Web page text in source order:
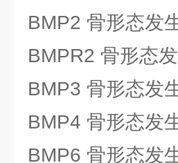
BMP2 骨形态发
BMPR2 骨形态
BMP3 骨形态发
BMP4 骨形态发
BMP6 骨形态发